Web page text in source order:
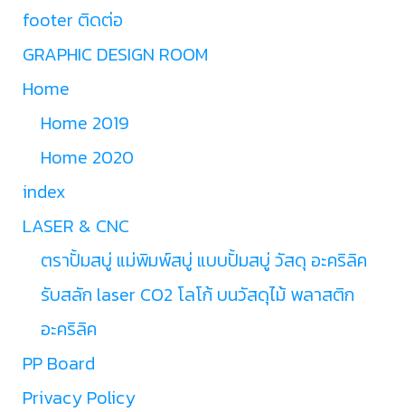
footer ติดต่อ
GRAPHIC DESIGN ROOM
Home
Home 2019
Home 2020
index
LASER & CNC
ตราปั้มสบู่ แม่พิมพ์สบู่ แบบปั้มสบู่ วัสดุ อะคริลิค
รับสลัก laser CO2 โลโก้ บนวัสดุไม้ พลาสติก
อะคริลิค
PP Board
Privacy Policy